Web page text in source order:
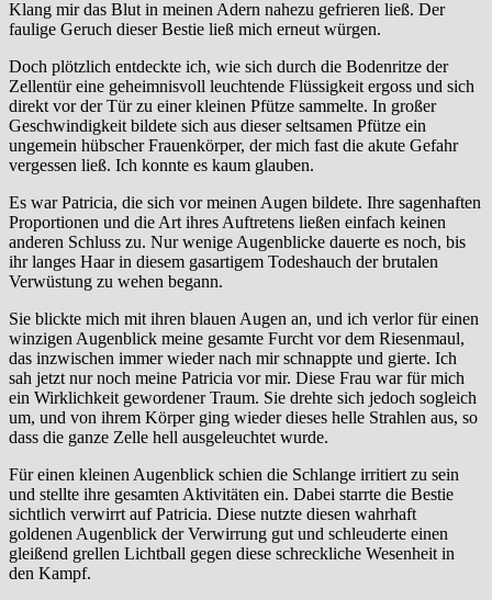
Klang mir das Blut in meinen Adern nahezu gefrieren ließ. Der
faulige Geruch dieser Bestie ließ mich erneut würgen.
Doch plötzlich entdeckte ich, wie sich durch die Bodenritze der
Zellentür eine geheimnisvoll leuchtende Flüssigkeit ergoss und sich
direkt vor der Tür zu einer kleinen Pfütze sammelte. In großer
Geschwindigkeit bildete sich aus dieser seltsamen Pfütze ein
ungemein hübscher Frauenkörper, der mich fast die akute Gefahr
vergessen ließ. Ich konnte es kaum glauben.
Es war Patricia, die sich vor meinen Augen bildete. Ihre sagenhaften
Proportionen und die Art ihres Auftretens ließen einfach keinen
anderen Schluss zu. Nur wenige Augenblicke dauerte es noch, bis
ihr langes Haar in diesem gasartigem Todeshauch der brutalen
Verwüstung zu wehen begann.
Sie blickte mich mit ihren blauen Augen an, und ich verlor für einen
winzigen Augenblick meine gesamte Furcht vor dem Riesenmaul,
das inzwischen immer wieder nach mir schnappte und gierte. Ich
sah jetzt nur noch meine Patricia vor mir. Diese Frau war für mich
ein Wirklichkeit gewordener Traum. Sie drehte sich jedoch sogleich
um, und von ihrem Körper ging wieder dieses helle Strahlen aus, so
dass die ganze Zelle hell ausgeleuchtet wurde.
Für einen kleinen Augenblick schien die Schlange irritiert zu sein
und stellte ihre gesamten Aktivitäten ein. Dabei starrte die Bestie
sichtlich verwirrt auf Patricia. Diese nutzte diesen wahrhaft
goldenen Augenblick der Verwirrung gut und schleuderte einen
gleißend grellen Lichtball gegen diese schreckliche Wesenheit in
den Kampf.